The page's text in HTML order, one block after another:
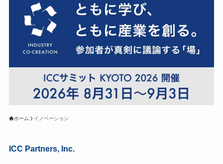
ホーム イノベーション
ICC Partners, Inc.